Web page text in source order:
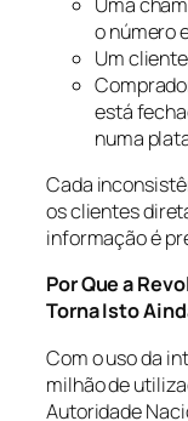
o número
Um
está
numa
Cada
os clientes
informação é
Por Que a
Torna Isto
Com o uso da
milhão de
Autoridade